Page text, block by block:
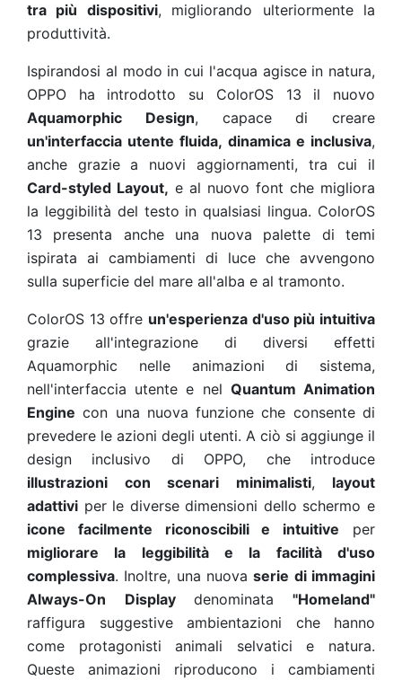
tra più dispositivi, migliorando ulteriormente la
produttività.
Ispirandosi al modo in cui l'acqua agisce in natura,
OPPO ha introdotto su ColorOS 13 il nuovo
Aquamorphic Design, capace di creare
un'interfaccia utente fluida, dinamica e inclusiva,
anche grazie a nuovi aggiornamenti, tra cui il
Card-styled Layout, e al nuovo font che migliora
la leggibilità del testo in qualsiasi lingua. ColorOS
13 presenta anche una nuova palette di temi
ispirata ai cambiamenti di luce che avvengono
sulla superficie del mare all'alba e al tramonto.
ColorOS 13 offre un'esperienza d'uso più intuitiva
grazie all'integrazione di diversi effetti
Aquamorphic nelle animazioni di sistema,
nell'interfaccia utente e nel Quantum Animation
Engine con una nuova funzione che consente di
prevedere le azioni degli utenti. A ciò si aggiunge il
design inclusivo di OPPO, che introduce
illustrazioni con scenari minimalisti, layout
adattivi per le diverse dimensioni dello schermo e
icone facilmente riconoscibili e intuitive per
migliorare la leggibilità e la facilità d'uso
complessiva. Inoltre, una nuovaserie di immagini
Always-On Displaydenominata "Homeland"
raffigura suggestive ambientazioni che hanno
come protagonisti animali selvatici e natura.
Queste animazioni riproducono i cambiamenti